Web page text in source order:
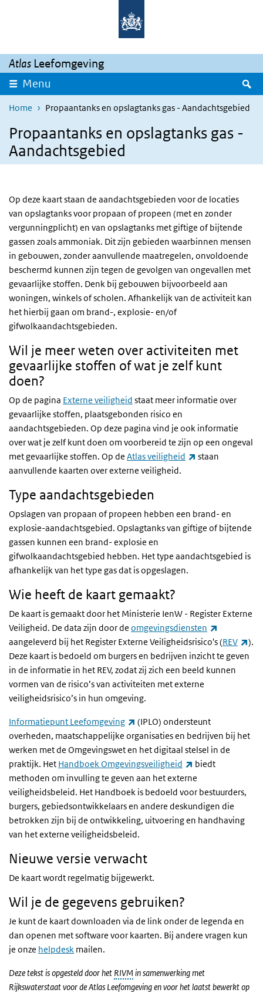
Overslaan en naar de inhoud gaan
Atlas Leefomgeving
Menu
Home Propaantanks en opslagtanks gas - Aandachtsgebied
Propaantanks en opslagtanks gas -
Aandachtsgebied
Op deze kaart staan de aandachtsgebieden voor de locaties
van opslagtanks voor propaan of propeen (met en zonder
vergunningplicht) en van opslagtanks met giftige of bijtende
gassen zoals ammoniak. Dit zijn gebieden waarbinnen mensen
in gebouwen, zonder aanvullende maatregelen, onvoldoende
beschermd kunnen zijn tegen de gevolgen van ongevallen met
gevaarlijke stoffen. Denk bij gebouwen bijvoorbeeld aan
woningen, winkels of scholen. Afhankelijk van de activiteit kan
het hierbij gaan om brand-, explosie- en/of
gifwolkaandachtsgebieden.
Wil je meer weten over activiteiten met
gevaarlijke stoffen of wat je zelf kunt
doen?
Op de pagina Externe veiligheid staat meer informatie over
gevaarlijke stoffen, plaatsgebonden risico en
aandachtsgebieden. Op deze pagina vind je ook informatie
over wat je zelf kunt doen om voorbereid te zijn op een ongeval
met gevaarlijke stoffen. Op de Atlas veiligheid (externe link)
staan
aanvullende kaarten over externe veiligheid.
Type aandachtsgebieden
Opslagen van propaan of propeen hebben een brand- en
explosie-aandachtsgebied. Opslagtanks van giftige of bijtende
gassen kunnen een brand- explosie en
gifwolkaandachtsgebied hebben. Het type aandachtsgebied is
afhankelijk van het type gas dat is opgeslagen.
Wie heeft de kaart gemaakt?
De kaart is gemaakt door het Ministerie IenW - Register Externe
Veiligheid. De data zijn door de omgevingsdiensten
aangeleverd bij het Register Externe Veiligheidsrisico's (REV
).
Deze kaart is bedoeld om burgers en bedrijven inzicht te geven
in de informatie in het REV, zodat zij zich een beeld kunnen
vormen van de risico’s van activiteiten met externe
veiligheidsrisico’s in hun omgeving.
Informatiepunt Leefomgeving (externe link)
(IPLO) ondersteunt
overheden, maatschappelijke organisaties en bedrijven bij het
werken met de Omgevingswet en het digitaal stelsel in de
praktijk. Het Handboek Omgevingsveiligheid (externe link)
biedt
methoden om invulling te geven aan het externe
veiligheidsbeleid. Het Handboek is bedoeld voor bestuurders,
burgers, gebiedsontwikkelaars en andere deskundigen die
betrokken zijn bij de ontwikkeling, uitvoering en handhaving
van het externe veiligheidsbeleid.
Nieuwe versie verwacht
De kaart wordt regelmatig bijgewerkt.
Wil je de gegevens gebruiken?
Je kunt de kaart downloaden via de link onder de legenda en
dan openen met software voor kaarten. Bij andere vragen kun
je onze helpdesk mailen.
Deze tekst is opgesteld door het RIVM in samenwerking met
Rijkswaterstaat voor de Atlas Leefomgeving en voor het laatst bewerkt op